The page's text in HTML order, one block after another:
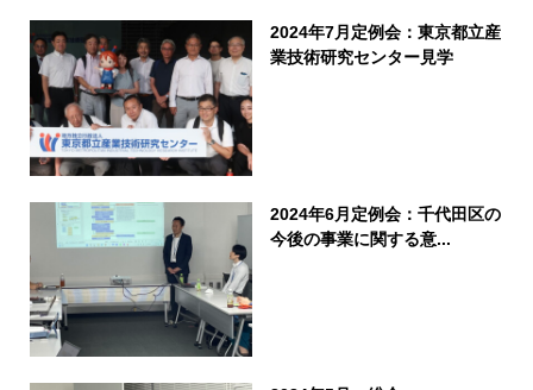
2024年7月定例会：東京都立産
業技術研究センター見学
2024年6月定例会：千代田区の
今後の事業に関する意...